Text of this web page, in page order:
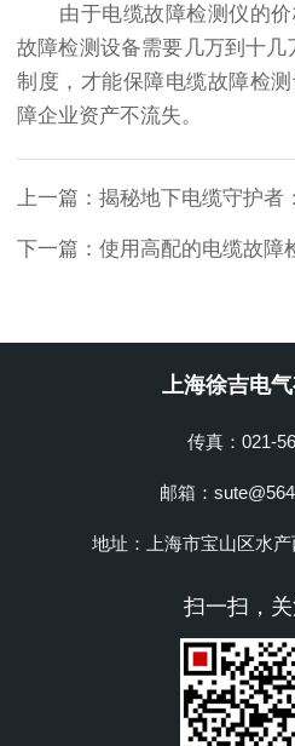
由于电缆故障检测仪的价
故障检测设备需要几万到十
制度，才能保障电缆故障检
障企业资产不流失。
上一篇： 揭秘地下电缆守护者：直埋电缆故
下一篇： 使用高配的电缆故障检测仪
上海徐吉电气
传真：021-
邮箱：
地址：上海市宝山区水
扫一扫，